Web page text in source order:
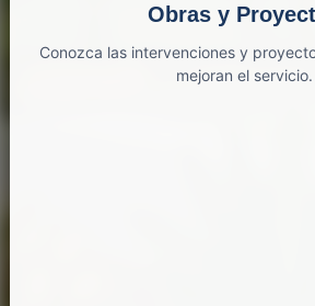
Obras y
Conozca las intervenciones y
mejoran el servicio.